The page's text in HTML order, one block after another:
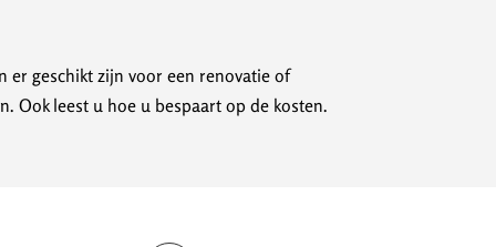
er geschikt zijn voor een renovatie of
Ook leest u hoe u bespaart op de kosten.